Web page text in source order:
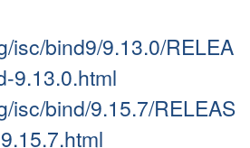
isc/bind9/9.13.0/RELEA
9.13.0.html
isc/bind/9.15.7/RELEAS